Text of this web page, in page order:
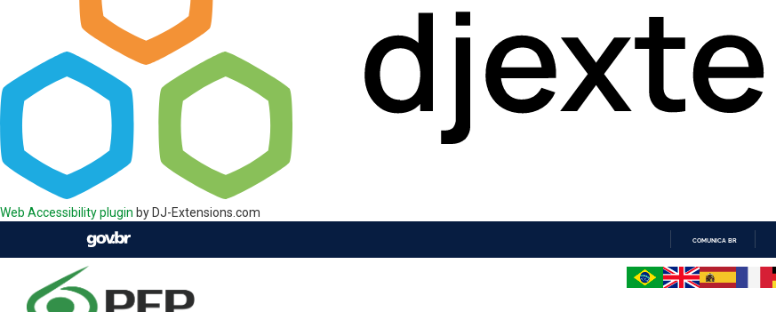
Web Accessibility plugin by DJ-Extensions.com
COMUNICA BR